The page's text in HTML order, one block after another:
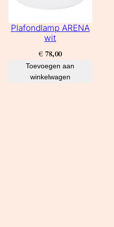
Plafondlamp ARENA
wit
€ 78,00
Toevoegen aan
winkelwagen